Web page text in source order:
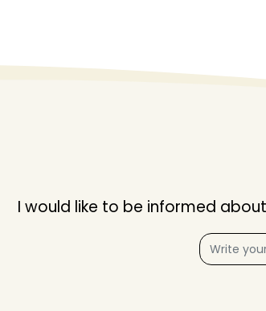
I would like to be informed